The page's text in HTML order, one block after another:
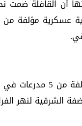
كما تجولت
الشرقية لنهر